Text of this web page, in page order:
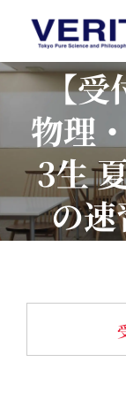
content
【受
物理
3生
の